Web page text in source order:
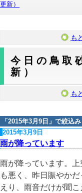
更新）
も
今日の鳥取
新）
も
「 2015年3月9日 」で絞込み
2015年3月9日
雨が降っています
雨が降っています。
も悪く、昨日賑やか
えり、雨音だけが聞